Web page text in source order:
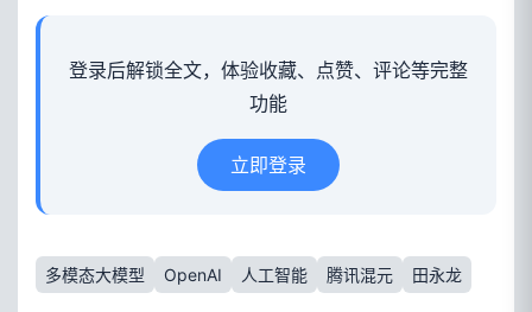
登录后解锁全文，体验收藏、点赞、评论等完整
功能
立即登录
多模态大模型 OpenAI 人工智能 腾讯混元 田永龙